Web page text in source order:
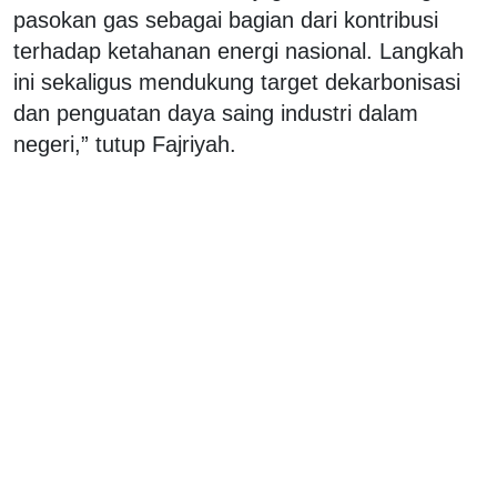
pasokan gas sebagai bagian dari kontribusi
terhadap ketahanan energi nasional. Langkah
ini sekaligus mendukung target dekarbonisasi
dan penguatan daya saing industri dalam
negeri,” tutup Fajriyah.